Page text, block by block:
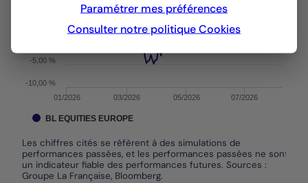
Les chiffres cités se réfèrent à des simulations de
performances passées, et les performances passées ne sont pas
un indicateur fiable des performances futures. Sources :
Groupe La Française, Bloomberg.
01/2026 03/2026 05/2026 07/2026
-10,00 %
-5,00 %
BL EQUITIES EUROPE
Paramétrer mes préférences
Consulter notre politiqueCookies